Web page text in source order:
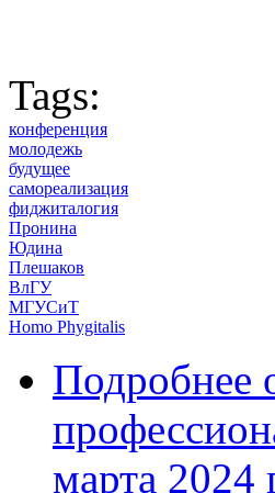
Tags:
конференция
молодежь
будущее
самореализация
фиджиталогия
Пронина
Юдина
Плешаков
ВлГУ
МГУСиТ
Homo Phygitalis
Подробнее
марта 2024